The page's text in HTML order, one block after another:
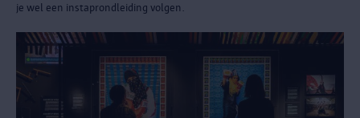
je wel een instaprondleiding volgen.